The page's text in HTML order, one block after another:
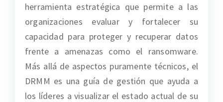
herramienta estratégica que permite a las
organizaciones evaluar y fortalecer su
capacidad para proteger y recuperar datos
frente a amenazas como el ransomware.
Más allá de aspectos puramente técnicos, el
DRMM es una guía de gestión que ayuda a
los líderes a visualizar el estado actual de su